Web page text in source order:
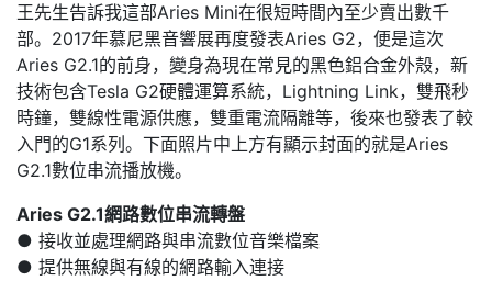
王先生告訴我這部Aries Mini在很短時間內至少賣出數千
部。2017年慕尼黑音響展再度發表Aries G2，便是這次
Aries G2.1的前身，變身為現在常見的黑色鋁合金外殼，新
技術包含Tesla G2硬體運算系統，Lightning Link，雙飛秒
時鐘，雙線性電源供應，雙重電流隔離等，後來也發表了較
入門的G1系列。下面照片中上方有顯示封面的就是Aries
G2.1數位串流播放機。
Aries G2.1網路數位串流轉盤
● 接收並處理網路與串流數位音樂檔案
● 提供無線與有線的網路輸入連接